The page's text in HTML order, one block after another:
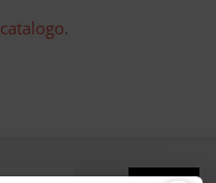
catalogo.